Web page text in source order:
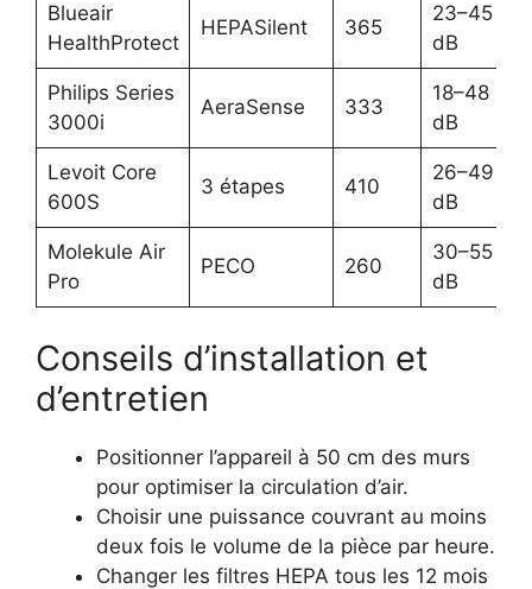
Blueair
HealthProtect
HEPASilent 365
23–45
dB
Philips Series
3000i
AeraSense 333
18–48
dB
Levoit Core
600S
3 étapes 410
26–49
dB
Molekule Air
Pro
PECO 260
30–55
dB
Conseils d’installation et
d’entretien
Positionner l’appareil à 50 cm des murs
pour optimiser la circulation d’air.
Choisir une puissance couvrant au moins
deux fois le volume de la pièce par heure.
Changer les filtres HEPA tous les 12 mois